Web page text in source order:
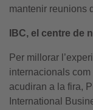
mantenir reunions
IBC, el centre de
Per millorar
internacionals com
acudiran a la fira,
International